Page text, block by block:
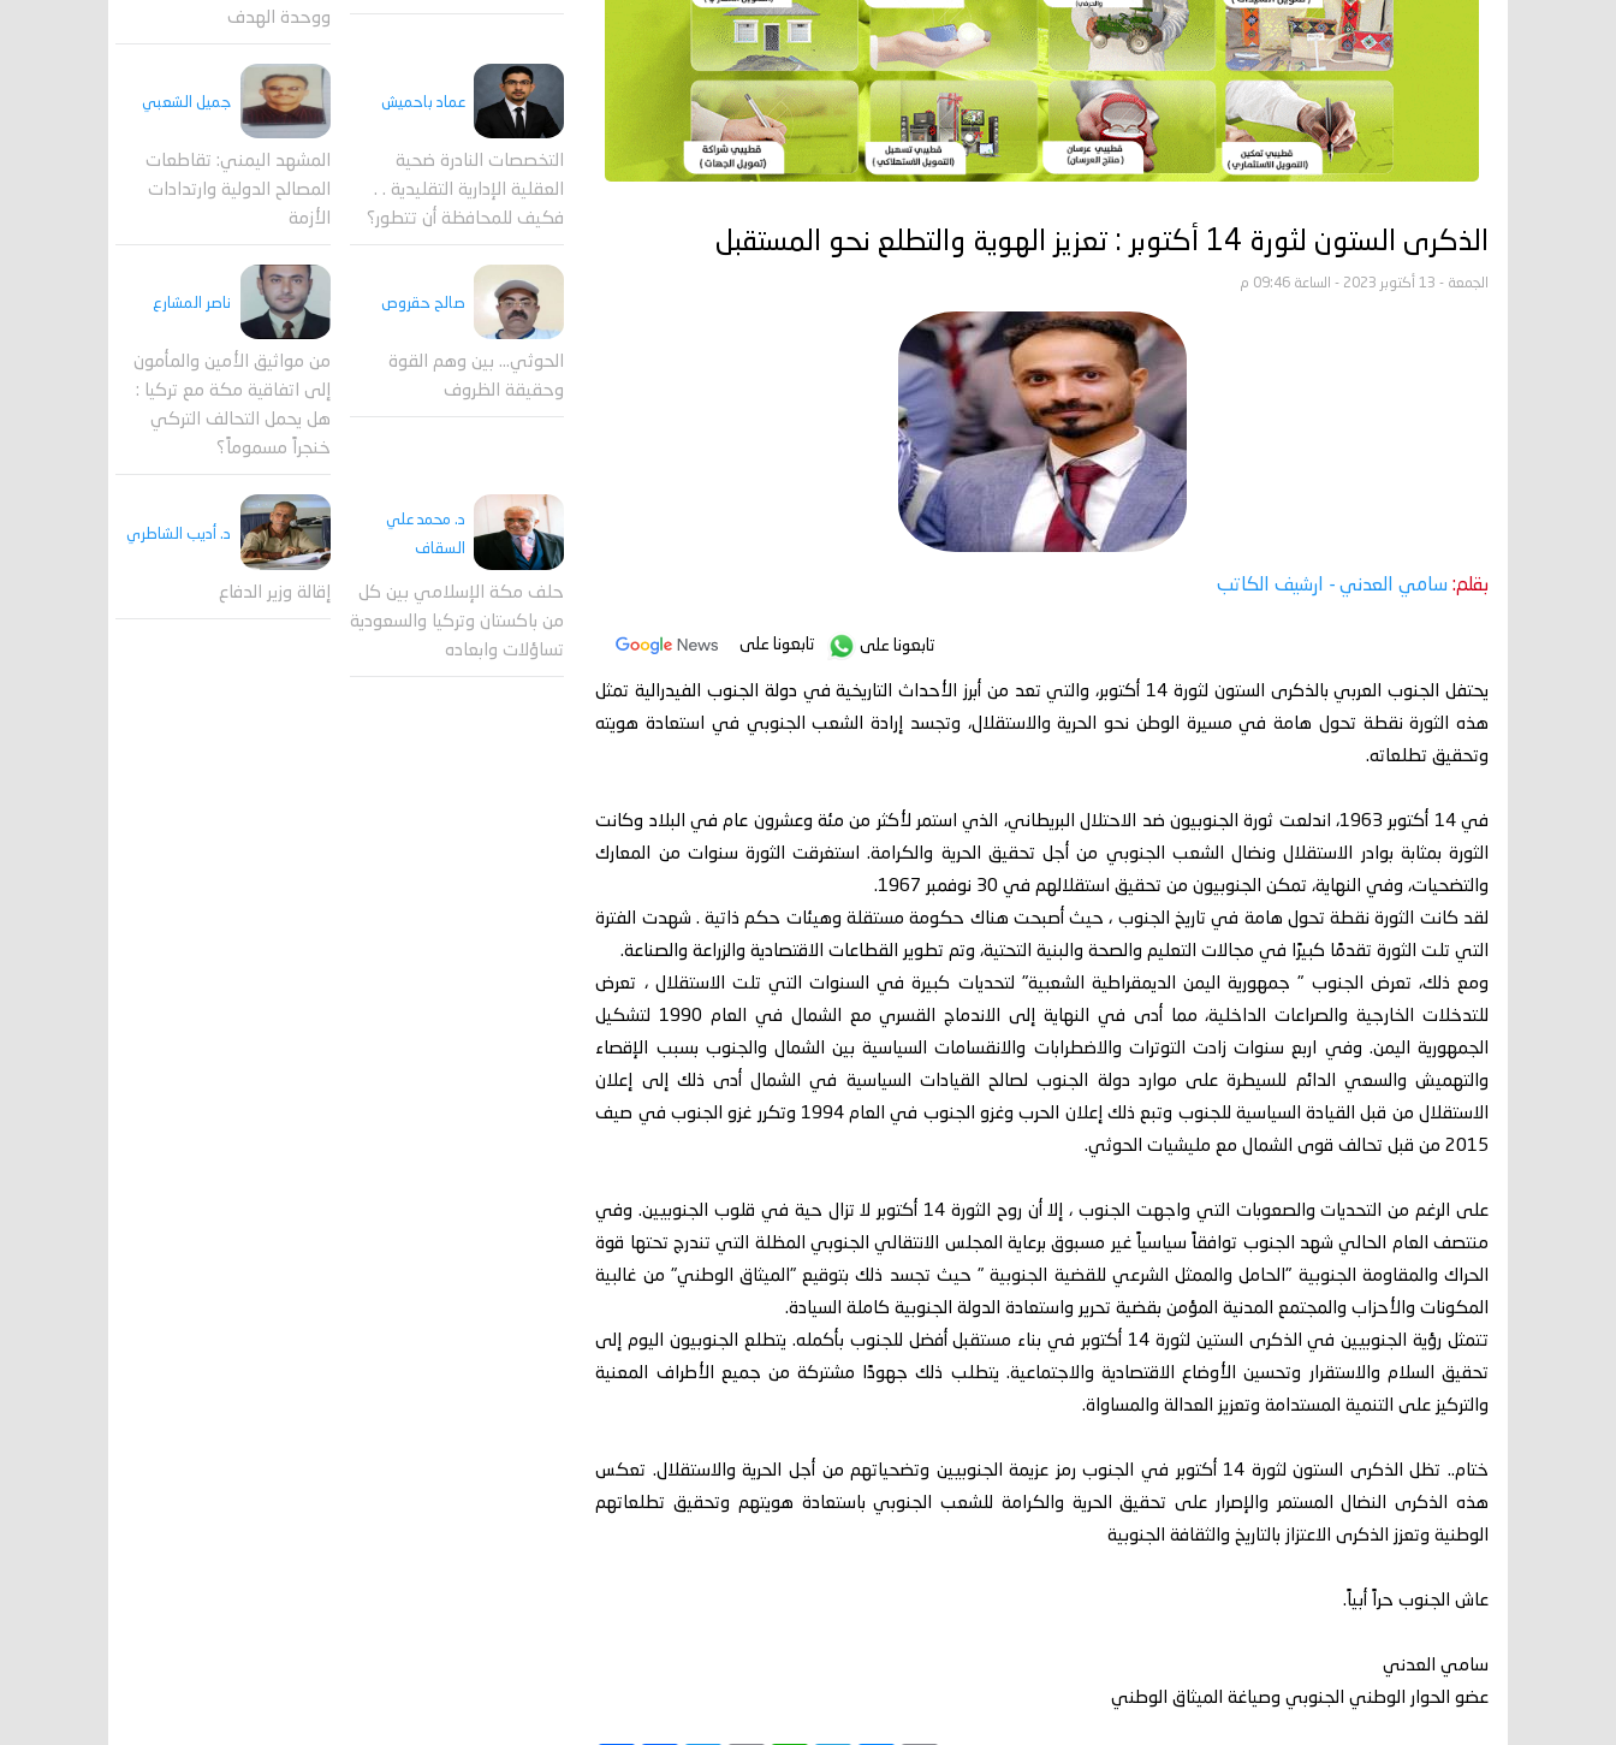
الذكرى الستون لثورة 14 أكتوبر : تعزيز الهوية والتطلع نحو المستقبل
الجمعة - 13 أكتوبر 2023 - الساعة 09:46 م
بقلم: سامي العدني - ارشيف الكاتب
تابعونا على تابعونا على
يحتفل الجنوب العربي بالذكرى الستون لثورة 14 أكتوبر، والتي تعد من أبرز الأحداث التاريخية في دولة الجنوب الفيدرالية تمثل
هذه الثورة نقطة تحول هامة في مسيرة الوطن نحو الحرية والاستقلال، وتجسد إرادة الشعب الجنوبي في استعادة هويته
وتحقيق تطلعاته.
في 14 أكتوبر 1963، اندلعت ثورة الجنوبيون ضد الاحتلال البريطاني، الذي استمر لأكثر من مئة وعشرون عام في البلاد وكانت
الثورة بمثابة بوادر الاستقلال ونضال الشعب الجنوبي من أجل تحقيق الحرية والكرامة. استغرقت الثورة سنوات من المعارك
والتضحيات، وفي النهاية، تمكن الجنوبيون من تحقيق استقلالهم في 30 نوفمبر 1967.
لقد كانت الثورة نقطة تحول هامة في تاريخ الجنوب ، حيث أصبحت هناك حكومة مستقلة وهيئات حكم ذاتية . شهدت الفترة
التي تلت الثورة تقدمًا كبيرًا في مجالات التعليم والصحة والبنية التحتية، وتم تطوير القطاعات الاقتصادية والزراعة والصناعة.
ومع ذلك، تعرض الجنوب " جمهورية اليمن الديمقراطية الشعبية" لتحديات كبيرة في السنوات التي تلت الاستقلال ، تعرض
للتدخلات الخارجية والصراعات الداخلية، مما أدى في النهاية إلى الاندماج القسري مع الشمال في العام 1990 لتشكيل
الجمهورية اليمن. وفي اربع سنوات زادت التوترات والاضطرابات والانقسامات السياسية بين الشمال والجنوب بسبب الإقصاء
والتهميش والسعي الدائم للسيطرة على موارد دولة الجنوب لصالح القيادات السياسية في الشمال أدى ذلك إلى إعلان
الاستقلال من قبل القيادة السياسية للجنوب وتبع ذلك إعلان الحرب وغزو الجنوب في العام 1994 وتكرر غزو الجنوب في صيف
2015 من قبل تحالف قوى الشمال مع مليشيات الحوثي.
على الرغم من التحديات والصعوبات التي واجهت الجنوب ، إلا أن روح الثورة 14 أكتوبر لا تزال حية في قلوب الجنوبيين. وفي
منتصف العام الحالي شهد الجنوب توافقاً سياسياً غير مسبوق برعاية المجلس الانتقالي الجنوبي المظلة التي تندرج تحتها قوة
الحراك والمقاومة الجنوبية "الحامل والممثل الشرعي للقضية الجنوبية " حيث تجسد ذلك بتوقيع "الميثاق الوطني" من غالبية
المكونات والأحزاب والمجتمع المدنية المؤمن بقضية تحرير واستعادة الدولة الجنوبية كاملة السيادة.
تتمثل رؤية الجنوبيين في الذكرى الستين لثورة 14 أكتوبر في بناء مستقبل أفضل للجنوب بأكمله. يتطلع الجنوبيون اليوم إلى
تحقيق السلام والاستقرار وتحسين الأوضاع الاقتصادية والاجتماعية. يتطلب ذلك جهودًا مشتركة من جميع الأطراف المعنية
والتركيز على التنمية المستدامة وتعزيز العدالة والمساواة.
ختام.. تظل الذكرى الستون لثورة 14 أكتوبر في الجنوب رمز عزيمة الجنوبيين وتضحياتهم من أجل الحرية والاستقلال. تعكس
هذه الذكرى النضال المستمر والإصرار على تحقيق الحرية والكرامة للشعب الجنوبي باستعادة هويتهم وتحقيق تطلعاتهم
الوطنية وتعزز الذكرى الاعتزاز بالتاريخ والثقافة الجنوبية
عاش الجنوب حراً أبياً.
سامي العدني
عضو الحوار الوطني الجنوبي وصياغة الميثاق الوطني
ووحدة الهدف
عماد باحميش
التخصصات النادرة ضحية
العقلية الإدارية التقليدية . .
فكيف للمحافظة أن تتطور؟
جميل الشعبي
المشهد اليمني: تقاطعات
المصالح الدولية وارتدادات
الأزمة
صالح حقروص
الحوثي... بين وهم القوة
وحقيقة الظروف
ناصر المشارع
من مواثيق الأمين والمأمون
إلى اتفاقية مكة مع تركيا :
هل يحمل التحالف التركي
خنجراً مسموماً؟
د. محمد علي
السقاف
حلف مكة الإسلامي بين كل
من باكستان وتركيا والسعودية
تساؤلات وابعاده
د. أديب الشاطري
إقالة وزير الدفاع